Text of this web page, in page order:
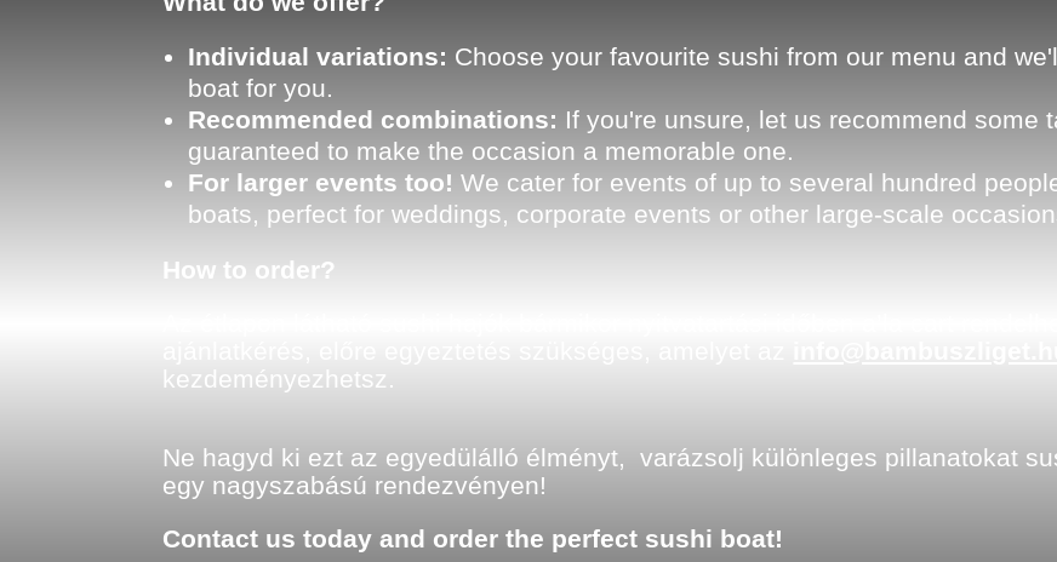
Individual variations: Choose your favourite sushi from our menu and
boat for you.
Recommended combinations: If you're unsure, let us recommend some
guaranteed to make the occasion a memorable one.
For larger events too! We cater for events of up to several hundred
boats, perfect for weddings, corporate events or other large-scale
How to order?
kezdeményezhetsz.
Ne hagyd ki ezt az egyedülálló élményt, varázsolj különleges pillanatokat
egy nagyszabású rendezvényen!
Contact us today and order the perfect sushi boat!